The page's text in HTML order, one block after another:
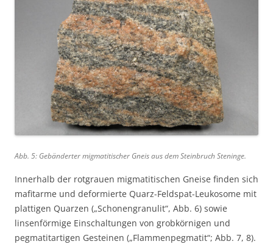
Abb. 5: Gebänderter migmatitischer Gneis aus dem Steinbruch Steninge.
Innerhalb der rotgrauen migmatitischen Gneise finden sich
mafitarme und deformierte Quarz-Feldspat-Leukosome mit
plattigen Quarzen („Schonengranulit“, Abb. 6) sowie
linsenförmige Einschaltungen von grobkörnigen und
pegmatitartigen Gesteinen („Flammenpegmatit“; Abb. 7, 8).